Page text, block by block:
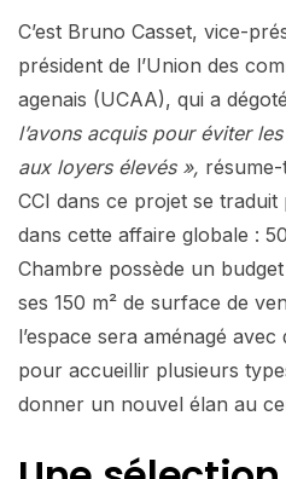
C’est Bruno Casset, vice-
président de l’Union des
agenais (UCAA), qui a
l’avons acquis pour éviter
aux loyers élevés », résume-
CCI dans ce projet se
dans cette affaire globale :
Chambre possède un
ses 150 m² de surface de
l’espace sera aménagé
pour accueillir plusieurs
donner un nouvel élan au